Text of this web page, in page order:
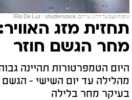
טיפות גשם על חלון. (צילום: Rio De Luz / shutterstock)
תחזית מזג
מחר הגשם חוזר
היום הטמפרטורות תהיינה
מהלילה עד יום השישי - הגשם
בעיקר מחר בלילה